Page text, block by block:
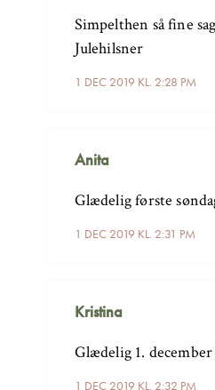
1 DEC 2019 KL. 2:28 PM
Simpelthen så fine
Julehilsner
Anita
1 DEC 2019 KL. 2:31 PM
Glædelig første
Kristina
1 DEC 2019 KL. 2:32 PM
Glædelig 1. december